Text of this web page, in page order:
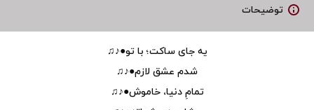
توضیحات
یه جای ساکت؛ با تو●♪♫
شدم عشق لازم●♪♫
تمامِ دنیا، خاموش●♪♫